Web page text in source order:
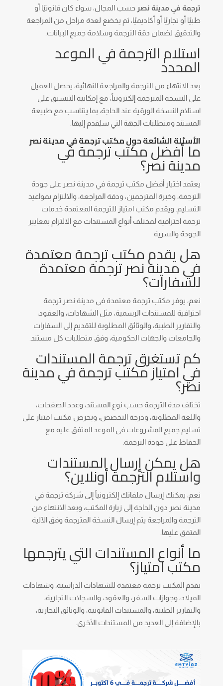
ترجمة في مدينة نصر حسب المجال، سواء كان قانونيًا أو
طبيًا أو تجاريًا أو أكاديميًا، ثم يخضع لعدة مراحل من المراجعة
والتدقيق لضمان دقة الترجمة وسلامة جميع البيانات.
استلام الترجمة في الموعد
المحدد
بعد الانتهاء من الترجمة والمراجعة النهائية، يحصل العميل
على النسخة المترجمة إلكترونياً، مع إمكانية التنسيق على
استلام النسخة الورقية عند الحاجة، بما يتناسب مع طبيعة
المستند ومتطلبات الجهة التي سيُقدم إليها.
الأسئلة الشائعة حول مكتب ترجمة في مدينة نصر
ما أفضل مكتب ترجمة في
مدينة نصر؟
يعتمد اختيار أفضل مكتب ترجمة في مدينة نصر على جودة
الترجمة، وخبرة المترجمين، ودقة المراجعة، والالتزام بمواعيد
التسليم. ويقدم مكتب امتياز للترجمة المعتمدة خدمات
ترجمة احترافية لمختلف أنواع المستندات مع الالتزام بمعايير
الجودة والسرية.
هل يقدم مكتب ترجمة معتمدة
في مدينة نصر ترجمة معتمدة
للسفارات؟
نعم، يوفر مكتب ترجمة معتمدة في مدينة نصر ترجمة
احترافية للمستندات الرسمية، مثل الشهادات، والعقود،
والتقارير الطبية، والوثائق المطلوبة للتقديم إلى السفارات
والجامعات والجهات الحكومية، وفق متطلبات كل مستند.
كم تستغرق ترجمة المستندات
في امتياز مكتب ترجمة في مدينة
نصر؟
تختلف مدة الترجمة حسب نوع المستند، وعدد الصفحات،
واللغة المطلوبة، ودرجة التخصص، ويحرص مكتب امتياز على
تسليم جميع المشروعات في الموعد المتفق عليه مع
الحفاظ على جودة الترجمة.
هل يمكن إرسال المستندات
واستلام الترجمة أونلاين؟
نعم، يمكنك إرسال ملفاتك إلكترونياً إلى شركة ترجمة في
مدينة نصر دون الحاجة إلى زيارة المكتب، وبعد الانتهاء من
الترجمة والمراجعة يتم إرسال النسخة المترجمة وفق الآلية
المتفق عليها.
ما أنواع المستندات التي يترجمها
مكتب امتياز؟
يقدم المكتب ترجمة معتمدة للشهادات الدراسية، وشهادات
الميلاد، وجوازات السفر، والعقود، والسجلات التجارية،
والتقارير الطبية، والمستندات القانونية، والوثائق التجارية،
بالإضافة إلى العديد من المستندات الأخرى.